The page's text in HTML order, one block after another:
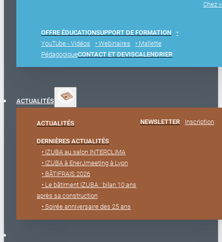
Chez
OFFRE ÉDUCATIONSUPPORT DE FORMATION
•
YouTube - Vidéos
• Webinaires
• Mallette
PédagogiqueCONTACT ET DEVISCALENDRIER
ACTUALITÉS
ACTUALITÉS
DERNIÈRES ACTUALITÉS
• IZUBA au salon INTERCLIMA
• IZUBA à EnerJmeeting à Lyon
• BÂTIFRAIS 2026
• Le bâtiment IZUBA : bilan 10 ans
après sa construction
• Soirée anniversaire des 25 ans
NEWSLETTER Inscription